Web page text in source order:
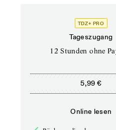
TDZ+ PRO
Tageszugang
12 Stunden ohne
5,99 €
Online lesen